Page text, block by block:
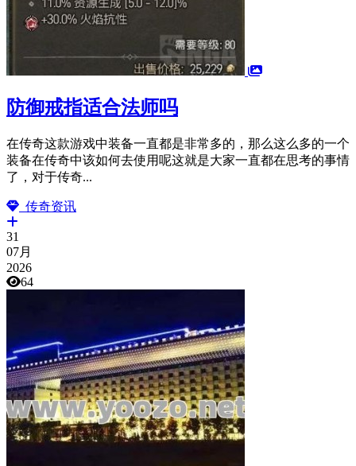
防御戒指适合法师吗
在传奇这款游戏中装备一直都是非常多的，那么这么多的一个
装备在传奇中该如何去使用呢这就是大家一直都在思考的事情
了，对于传奇...
传奇资讯
31
07月
2026
64